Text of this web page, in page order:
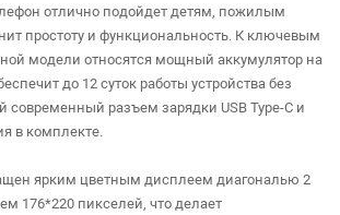
отлично подойдет детям, пожилым
простоту и функциональность. К ключевым
модели относятся мощный аккумулятор на
до 12 суток работы устройства без
современный разъем зарядки USB Type-C и
в комплекте.
ярким цветным дисплеем диагональю 2
176*220 пикселей, что делает